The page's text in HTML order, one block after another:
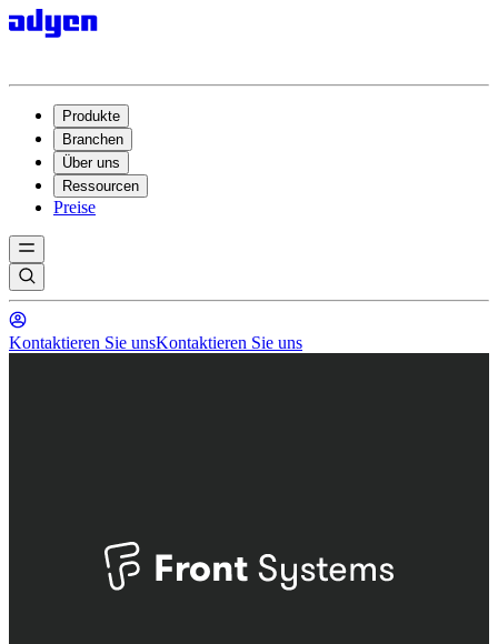
Produkte
Branchen
Über uns
Ressourcen
Preise
Kontaktieren Sie unsKontaktieren Sie uns